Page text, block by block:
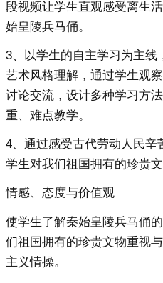
段视频让学生直观感受离生
始皇陵兵马俑。
3、以学生的自主学习为主
艺术风格理解，通过学生观
讨论交流，设计多种学习方
重、难点教学。
4、通过感受古代劳动人民辛
学生对我们祖国拥有的珍贵
情感、态度与价值观
使学生了解秦始皇陵兵马俑
们祖国拥有的珍贵文物重视
主义情操。